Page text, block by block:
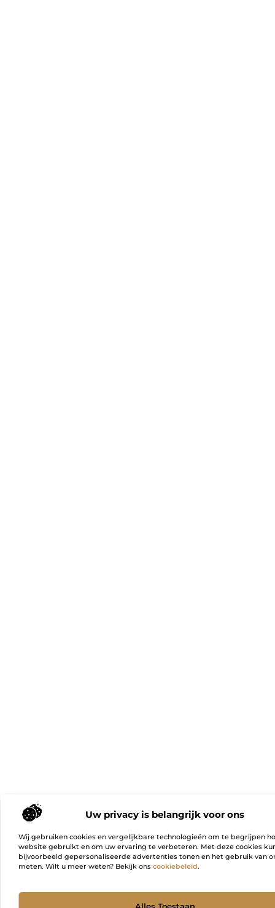
Uw privacy is belangrijk voor ons
Wij gebruiken cookies en vergelijkbare technologieën om te begrijpen
website gebruikt en om uw ervaring te verbeteren. Met deze cookies
bijvoorbeeld gepersonaliseerde advertenties tonen en het gebruik van
meten. Wilt u meer weten? Bekijk ons cookiebeleid.
Alles Toestaan